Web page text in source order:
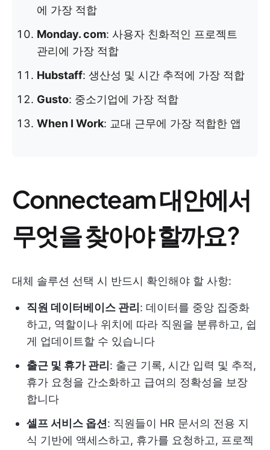
에 가장 적합
Monday. com: 사용자 친화적인 프로젝트
관리에 가장 적합
Hubstaff: 생산성 및 시간 추적에 가장 적합
Gusto: 중소기업에 가장 적합
When I Work: 교대 근무에 가장 적합한 앱
Connecteam 대안에서
무엇을 찾아야 할까요?
대체 솔루션 선택 시 반드시 확인해야 할 사항:
직원 데이터베이스 관리 : 데이터를 중앙 집중화
하고, 역할이나 위치에 따라 직원을 분류하고, 쉽
게 업데이트할 수 있습니다
출근 및 휴가 관리 : 출근 기록, 시간 입력 및 추적,
휴가 요청을 간소화하고 급여의 정확성을 보장
합니다
셀프 서비스 옵션 : 직원들이 HR 문서의 전용 지
식 기반에 액세스하고, 휴가를 요청하고, 프로젝